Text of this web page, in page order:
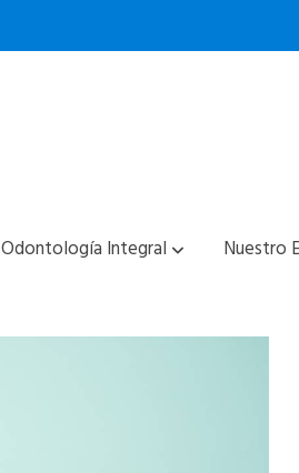
Odontología Integral Nuestro